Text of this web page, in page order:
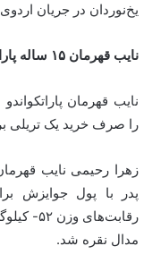
یخ‌نوردان در جریان
نایب‌ قهرمان ۱۵ ساله پارالمپیک به پدرش تریلی هدیه داد + فیلم
نایب قهرمان
را صرف خرید یک تریلی
پدر با پول جوایزش
مدال نقره شد.